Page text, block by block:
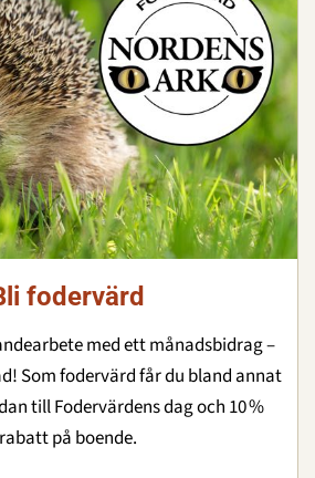
fodervärd
med ett månadsbidrag –
Som fodervärd får du bland annat
till Fodervärdens dag och 10 %
rabatt på boende.